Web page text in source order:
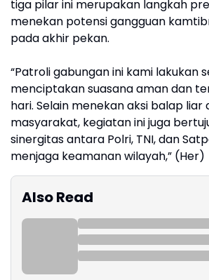
tiga pilar ini merupakan langkah
menekan potensi gangguan
pada akhir pekan.
“Patroli gabungan ini kami lakukan
menciptakan suasana aman dan
hari. Selain menekan aksi balap liar
masyarakat, kegiatan ini juga
sinergitas antara Polri, TNI, dan
menjaga keamanan wilayah,” (Her)
Also Read